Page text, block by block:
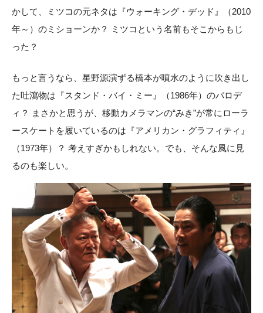
かして、ミツコの元ネタは『ウォーキング・デッド』（2010
年～）のミショーンか？ ミツコという名前もそこからもじ
った？
もっと言うなら、星野源演ずる橋本が噴水のように吹き出し
た吐瀉物は『スタンド・バイ・ミー』（1986年）のパロデ
ィ？ まさかと思うが、移動カメラマンの“みき”が常にローラ
ースケートを履いているのは『アメリカン・グラフィティ』
（1973年）？ 考えすぎかもしれない。でも、そんな風に見
るのも楽しい。